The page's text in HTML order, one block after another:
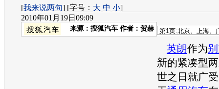
[我来说两句] [字号： 大 中 小]
2010年01月19日09:09
来源： 搜狐汽车 作者：贺赫
英朗作为
新的紧凑型
世之日就广